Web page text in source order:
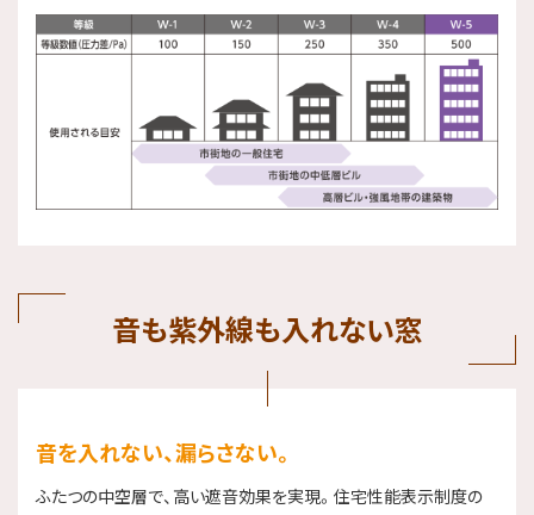
音も紫外線も入れない窓
音を入れない、漏らさない。
ふたつの中空層で、高い遮音効果を実現。住宅性能表示制度の